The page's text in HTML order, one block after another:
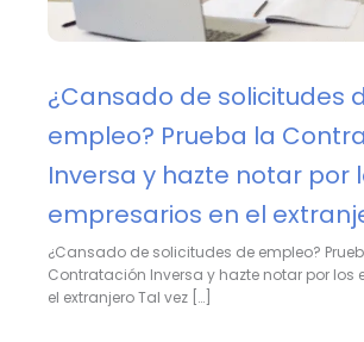
¿Cansado de solicitudes
empleo? Prueba la
Inversa y hazte notar por
empresarios en el
¿Cansado de solicitudes de empleo?
Contratación Inversa y hazte notar por los
el extranjero Tal vez […]